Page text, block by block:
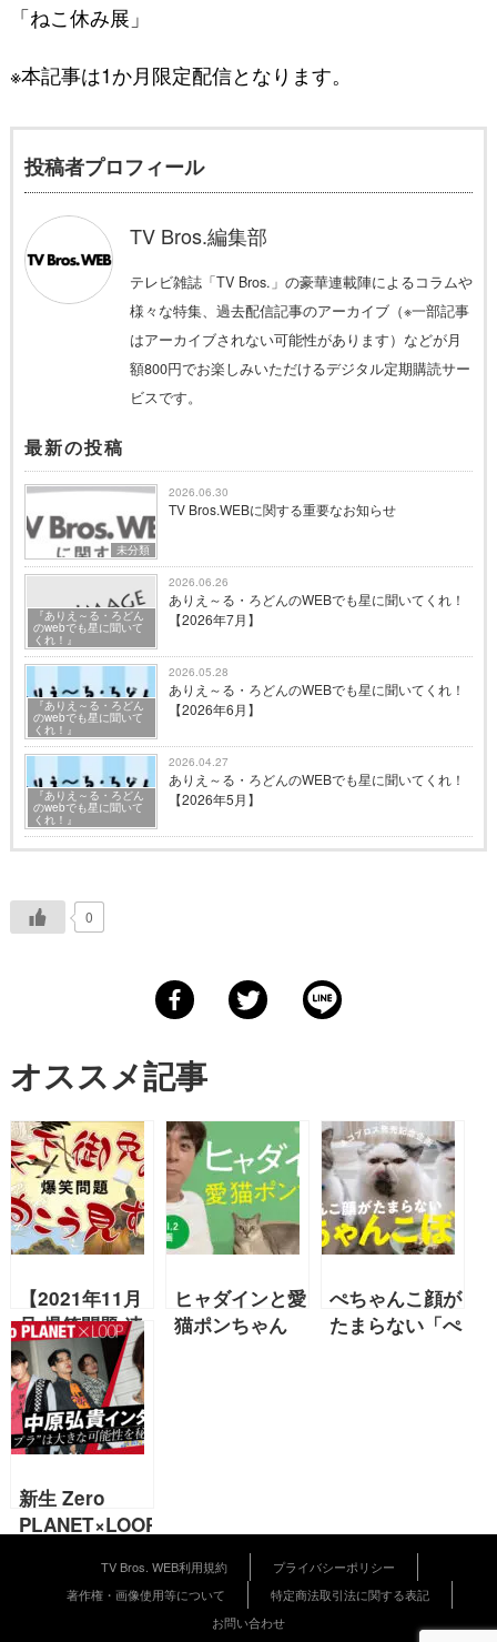
「ねこ休み展」
※本記事は1か月限定配信となります。
投稿者プロフィール
TV Bros.編集部
テレビ雑誌「TV Bros.」の豪華連載陣によるコラムや
様々な特集、過去配信記事のアーカイブ（※一部記事
はアーカイブされない可能性があります）などが月
額800円でお楽しみいただけるデジタル定期購読サー
ビスです。
最新の投稿
未分類
2026.06.30
TV Bros.WEBに関する重要なお知らせ
『ありえ～る・ろどん
のwebでも星に聞いて
くれ！』
2026.06.26
ありえ～る・ろどんのWEBでも星に聞いてくれ！
【2026年7月】
『ありえ～る・ろどん
のwebでも星に聞いて
くれ！』
2026.05.28
ありえ～る・ろどんのWEBでも星に聞いてくれ！
【2026年6月】
『ありえ～る・ろどん
のwebでも星に聞いて
くれ！』
2026.04.27
ありえ～る・ろどんのWEBでも星に聞いてくれ！
【2026年5月】
0
オススメ記事
【2021年11月
号 爆笑問題 連
載】『2021年
のハロウィン』
『イカ娘』天下
御免の向こう見
ず
ヒャダインと愛
猫ポンちゃん
ぺちゃんこ顔が
たまらない「ぺ
新生 Zero
PLANET×LOOP
ビュー 「“ゼロ
プラ”は大きな
TV Bros. WEB利用規約
プライバシーポリシー
著作権・画像使用等について
特定商法取引法に関する表記
お問い合わせ